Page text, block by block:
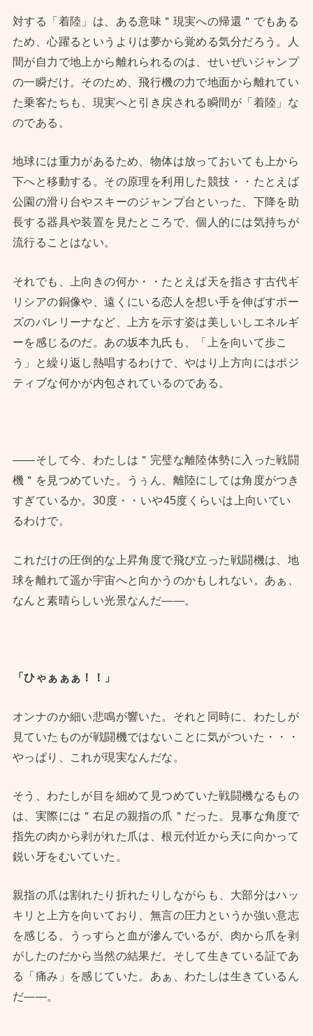
対する「着陸」は、ある意味＂現実への帰還＂でもある
ため、心躍るというよりは夢から覚める気分だろう。人
間が自力で地上から離れられるのは、せいぜいジャンプ
の一瞬だけ。そのため、飛行機の力で地面から離れてい
た乗客たちも、現実へと引き戻される瞬間が「着陸」な
のである。
地球には重力があるため、物体は放っておいても上から
下へと移動する。その原理を利用した競技・・たとえば
公園の滑り台やスキーのジャンプ台といった、下降を助
長する器具や装置を見たところで、個人的には気持ちが
流行ることはない。
それでも、上向きの何か・・たとえば天を指さす古代ギ
リシアの銅像や、遠くにいる恋人を想い手を伸ばすポー
ズのバレリーナなど、上方を示す姿は美しいしエネルギ
ーを感じるのだ。あの坂本九氏も、「上を向いて歩こ
う」と繰り返し熱唱するわけで、やはり上方向にはポジ
ティブな何かが内包されているのである。
——そして今、わたしは＂完璧な離陸体勢に入った戦闘
機＂を見つめていた。うぅん、離陸にしては角度がつき
すぎているか。30度・・いや45度くらいは上向いてい
るわけで。
これだけの圧倒的な上昇角度で飛び立った戦闘機は、地
球を離れて遥か宇宙へと向かうのかもしれない。あぁ、
なんと素晴らしい光景なんだ——。
「ひゃぁぁぁ！！」
オンナのか細い悲鳴が響いた。それと同時に、わたしが
見ていたものが戦闘機ではないことに気がついた・・・
やっぱり、これが現実なんだな。
そう、わたしが目を細めて見つめていた戦闘機なるもの
は、実際には＂右足の親指の爪＂だった。見事な角度で
指先の肉から剥がれた爪は、根元付近から天に向かって
鋭い牙をむいていた。
親指の爪は割れたり折れたりしながらも、大部分はハッ
キリと上方を向いており、無言の圧力というか強い意志
を感じる。うっすらと血が滲んでいるが、肉から爪を剥
がしたのだから当然の結果だ。そして生きている証であ
る「痛み」を感じていた。あぁ、わたしは生きているん
だ——。